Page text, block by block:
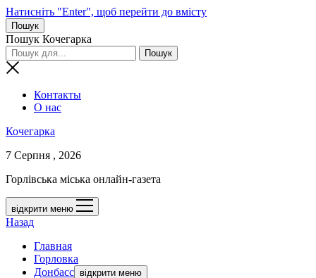
Натисніть "Enter", щоб перейти до вмісту
Пошук
Пошук Кочегарка
Контакты
О нас
Кочегарка
7 Серпня , 2026
Горлівська міська онлайн-газета
відкрити меню
Назад
Главная
Горловка
Донбасс відкрити меню